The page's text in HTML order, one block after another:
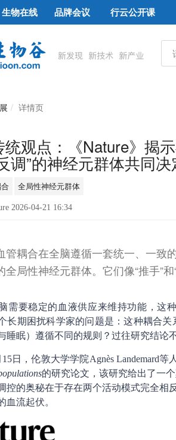
生物在线 品牌会议 行云公开课
详情页
统观点：《Nature》揭
调”的神经元群体共同决
全局性神经元群体
2026-04-21 16:34
管耦合在全脑遵循一套统一、一致
全局性神经元群体。它们像“推手”
需要稳定的血液供应来维持功能，这
长期困扰科学家的问题是：这种耦合
睡眠）遵循不同的规则？过往研究结论
15日，伦敦大学学院Agnès Landemard等
的研究论文，该研究给出了一
控的奥秘在于存在两个活动模式完全相
血流起伏。